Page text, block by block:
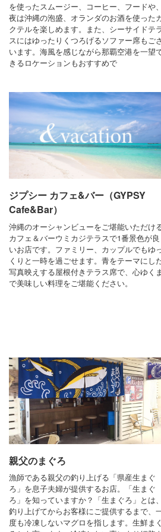
を使ったスムージー、コーヒー、フードや、
夜は沖縄の泡盛、オランダのお酒を使った
クテルを楽しめます。また、シーサイドテ
スにはゆったりくつろげるソファー席もご
います。海風を感じながら那覇空港を一望
きるロケーションもおすすめで
ジプシー カフェ&バー（GYPSY
Cafe&Bar）
沖縄のオーシャンビューをご堪能いただけ
カフェ＆バーウミカジテラスで1番景色が良
いお店です。ファミリー、カップルでもゆ
くりと一時を過ごせます。青をテーマにし
写真映えする屋根付きテラス席で、心ゆくま
で美味しい料理をご堪能ください。
親父のまぐろ
漁師である親父の釣り上げる「県産生まぐ
ろ」を息子夫婦が提供するお店。「生まぐ
ろ」を知っていますか？「生まぐろ」とは、
釣り上げてからお客様にご提供するまで、
度も冷凍しないマグロを指します。生鮮ま